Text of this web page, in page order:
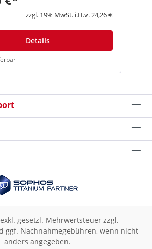
und Verschlüsselungs-
schützen Ihre sensiblen
Message Transfer Agent
unterbrechungsfreie E-
und ermöglicht der
beim Ausfall von Servern
in eine Warteschlange zu
Service-Quarantäne Gibt
die Möglichkeit, sich
so sparen Sie Zeit und können
Ihrer Arbeit widmen. SPX-E-
Mit unserer
und zum Patent
können verschlüsselte E-
an beliebige Empfänger
– auch wenn diese selbst
Loss Prevention DLP auf
kann automatisch eine
auslösen oder blockieren/
wenn E-Mails, die an
zzgl. 19% MwSt. i.H.v. 24,26 €
Details
gesetzl. Mehrwertsteuer zzgl.
ggf. Nachnahmegebühren, wenn nicht
anders angegeben.